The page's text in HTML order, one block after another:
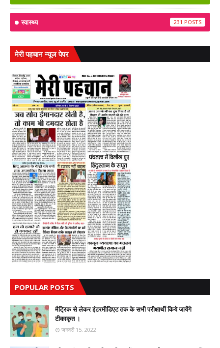
स्वास्थ्य 231
मेरी पहचान न्यूज पेपर
POPULAR POSTS
मैट्रिक से लेकर इंटरमीडिएट तक के सभी परीक्षार्थी किये जायेंगे
टीकाकृत ।
जनवरी 15, 2022